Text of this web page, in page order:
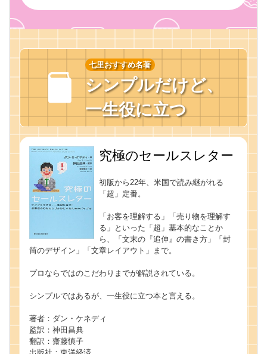
七里おすすめ名著
シンプルだけど、
一生役に立つ
究極のセールスレター
初版から22年、米国で読み継がれる
「超」定番。
「お客を理解する」「売り物を理解す
る」といった「超」基本的なことか
ら、「文末の『追伸』の書き方」「封
筒のデザイン」「文章レイアウト」まで。
プロならではのこだわりまでが解説されている。
シンプルではあるが、一生役に立つ本と言える。
著者：ダン・ケネディ
監訳：神田昌典
翻訳：齋藤慎子